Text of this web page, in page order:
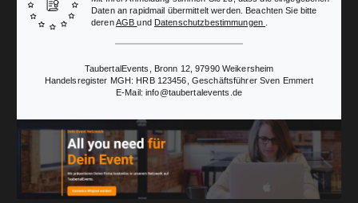
Daten an rapidmail übermittelt werden. Beachten Sie bitte
derenAGBund Datenschutzbestimmungen
TaubertalEvents, Bronn 12, 97990 Weikersheim
Handelsregister MGH: HRB 123456, Geschäftsführer Sven Emmert
E-Mail: info@taubertalevents.de